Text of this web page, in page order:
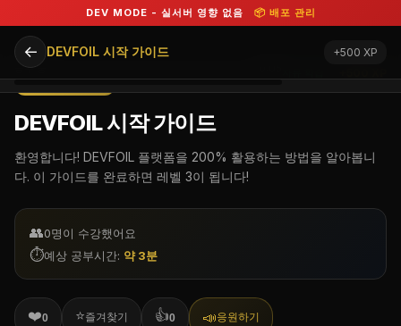
DEV MODE - 실서버 영향 없음 📦 배포 관리
← DEVFOIL 시작 가이드 +500 XP
DEVFOIL 시작 가이드
환영합니다! DEVFOIL 플랫폼을 200% 활용하는 방법을 알아봅니
다. 이 가이드를 완료하면 레벨 3이 됩니다!
👥0명이 수강했어요
⏱️예상 공부시간: 약 3분
❤️0 ⭐즐겨찾기 👍0 📣응원하기
공부 중